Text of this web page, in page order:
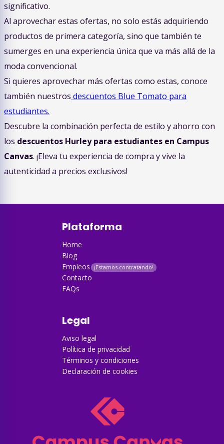
significativo.
Al aprovechar estas ofertas, no solo estás adquiriendo
productos de primera categoría, sino que también te
sumerges en una experiencia única que va más allá de la
moda convencional.
Si quieres aprovechar más ofertas como estas, conoce
también nuestros descuentos Blue Tomato para
estudiantes.
Descubre la combinación perfecta de estilo y ahorro con
los descuentos Hurley para estudiantes en Campus
Canvas. ¡Eleva tu experiencia de compra y vive la
autenticidad a precios exclusivos!
Plataforma
Home
Blog
Empleos
Contacto
FAQs
Legal
Aviso legal
Política de privacidad
Términos y condiciones
Declaración de cookies